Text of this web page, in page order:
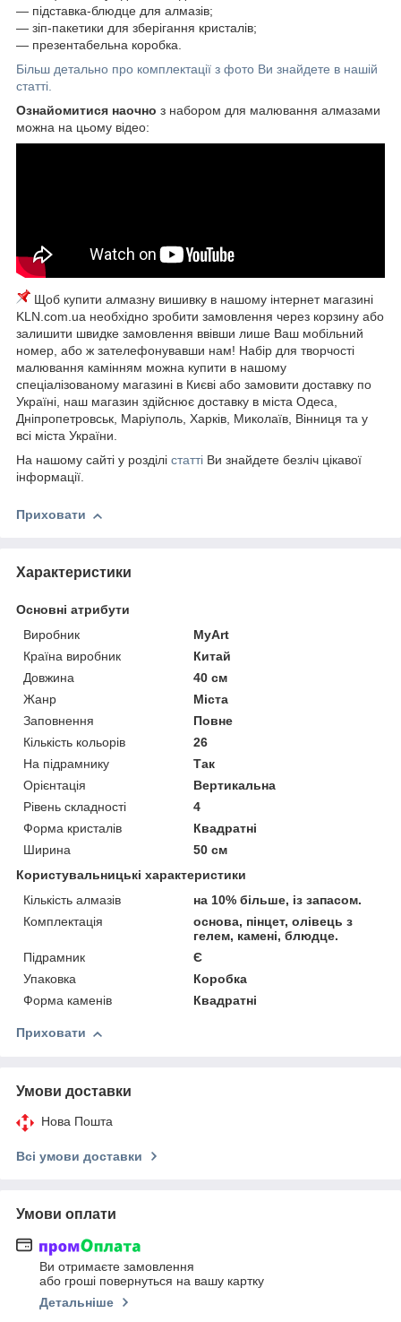
― підставка-блюдце для алмазів;
― зіп-пакетики для зберігання кристалів;
― презентабельна коробка.
Більш детально про комплектації з фото Ви знайдете в нашій
статті.
Ознайомитися наочно з набором для малювання алмазами
можна на цьому відео:
Щоб купити алмазну вишивку в нашому інтернет магазині
KLN.com.ua необхідно зробити замовлення через корзину або
залишити швидке замовлення ввівши лише Ваш мобільний
номер, або ж зателефонувавши нам! Набір для творчості
малювання камінням можна купити в нашому
спеціалізованому магазині в Києві або замовити доставку по
Україні, наш магазин здійснює доставку в міста Одеса,
Дніпропетровськ, Маріуполь, Харків, Миколаїв, Вінниця та у
всі міста України.
На нашому сайті у розділі статті Ви знайдете безліч цікавої
інформації.
Приховати
Характеристики
Основні атрибути
Виробник
MyArt
Країна виробник
Китай
Довжина
40 см
Жанр
Міста
Заповнення
Повне
Кількість кольорів
26
На підрамнику
Так
Орієнтація
Вертикальна
Рівень складності
4
Форма кристалів
Квадратні
Ширина
50 см
Користувальницькі характеристики
Кількість алмазів
на 10% більше, із запасом.
Комплектація
основа, пінцет, олівець з
гелем, камені, блюдце.
Підрамник
Є
Упаковка
Коробка
Форма каменів
Квадратні
Приховати
Умови доставки
Нова Пошта
Всі умови доставки
Умови оплати
Ви отримаєте замовлення
або гроші повернуться на вашу картку
Детальніше